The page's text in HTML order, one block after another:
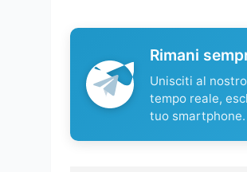
Rimani
Unisciti al
tempo reale,
tuo smartphone.